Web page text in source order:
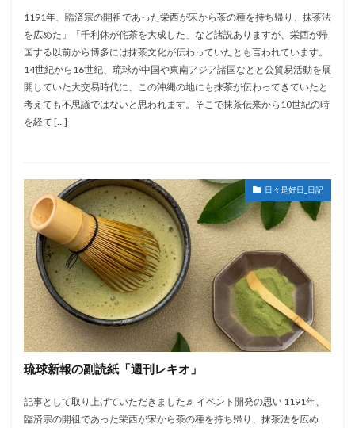
1191年、臨済宗の開祖であった栄西が宋から茶の種を持ち帰り、抹茶法
を広めた」「千利休が侘茶を大成した」など諸説ありますが、栄西が帰
国する以前から博多には抹茶文化が伝わっていたとも言われています。
14世紀から16世紀、琉球が中国や東南アジア諸国などと公貿易活動を展
開していた大交易時代に、この沖縄の地にも抹茶が伝わってきていたと
考えても不思議ではないと思われます。そこで抹茶伝来から10世紀の時
を経て […]
日々是好日_日記
琉球新報の副読紙「週刊レキオ」
記事として取り上げていただきました♬ イベント開発の思い 1191年、
臨済宗の開祖であった栄西が宋から茶の種を持ち帰り、抹茶法を広め